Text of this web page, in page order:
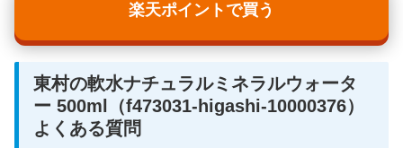
楽天ポイントで買う
東村の軟水ナチュラルミネラルウォータ
ー 500ml（f473031-higashi-10000376）
よくある質問